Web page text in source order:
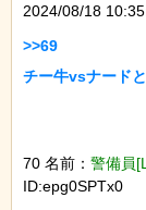
2024/08/18
>>69
チー牛vsナード
70 名前： 警備員
ID:epg0SPTx0